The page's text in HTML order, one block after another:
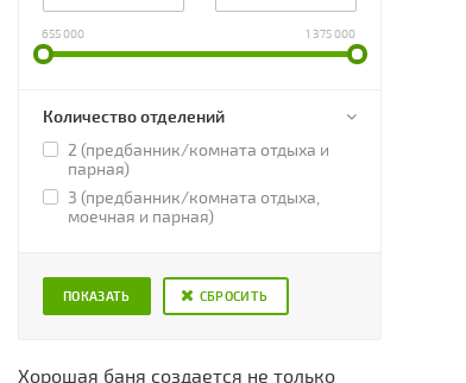
655 000 1 375 000
Количество отделений
2 (предбанник/комната отдыха и
парная)
3 (предбанник/комната отдыха,
моечная и парная)
СБРОСИТЬ
Хорошая баня создается не только